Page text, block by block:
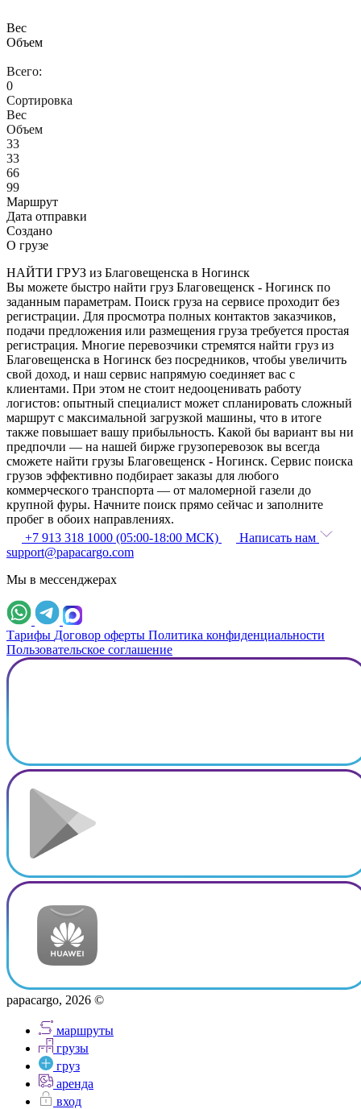
Вес
Объем
Всего:
0
Сортировка
Вес
Объем
33
33
66
99
Маршрут
Дата отправки
Создано
О грузе
НАЙТИ ГРУЗ из Благовещенска в Ногинск
Вы можете быстро найти груз Благовещенск - Ногинск по
заданным параметрам. Поиск груза на сервисе проходит без
регистрации. Для просмотра полных контактов заказчиков,
подачи предложения или размещения груза требуется простая
регистрация. Многие перевозчики стремятся найти груз из
Благовещенска в Ногинск без посредников, чтобы увеличить
свой доход, и наш сервис напрямую соединяет вас с
клиентами. При этом не стоит недооценивать работу
логистов: опытный специалист может спланировать сложный
маршрут с максимальной загрузкой машины, что в итоге
также повышает вашу прибыльность. Какой бы вариант вы ни
предпочли — на нашей бирже грузоперевозок вы всегда
сможете найти грузы Благовещенск - Ногинск. Сервис поиска
грузов эффективно подбирает заказы для любого
коммерческого транспорта — от маломерной газели до
крупной фуры. Начните поиск прямо сейчас и заполните
пробег в обоих направлениях.
+7 913 318 1000 (05:00-18:00 МСК)
Написать нам
support@papacargo.com
Мы в мессенджерах
Тарифы Договор оферты Политика конфиденциальности
Пользовательское соглашение
papacargo, 2026 ©
маршруты
грузы
груз
аренда
вход